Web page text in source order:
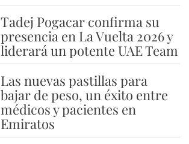
Tadej Pogacar confirma su
presencia en La Vuelta 2026 y
liderará un potente UAE Team
Las nuevas pastillas para
bajar de peso, un éxito entre
médicos y pacientes en
Emiratos